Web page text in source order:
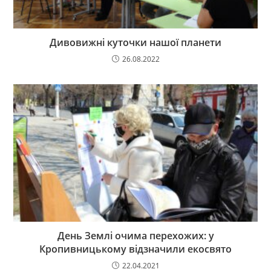
Дивовижні куточки нашої планети
26.08.2022
День Землі очима перехожих: у
Кропивницькому відзначили екосвято
22.04.2021